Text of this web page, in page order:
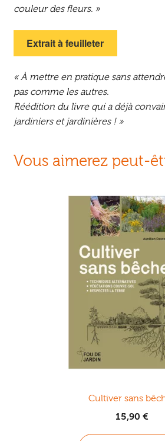
couleur des fleurs. »
Extrait à feuilleter
« À mettre en pratique sans
pas comme les autres.
Réédition du livre qui a déjà
jardiniers et jardinières ! »
Vous aimerez peut-
Cultiver sans
15,90 €